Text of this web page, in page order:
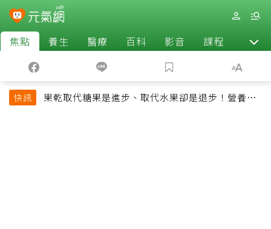
焦點 養生 醫療 百科 影音 課程 退休
快訊
果乾取代糖果是進步、取代水果卻是退步！營養師